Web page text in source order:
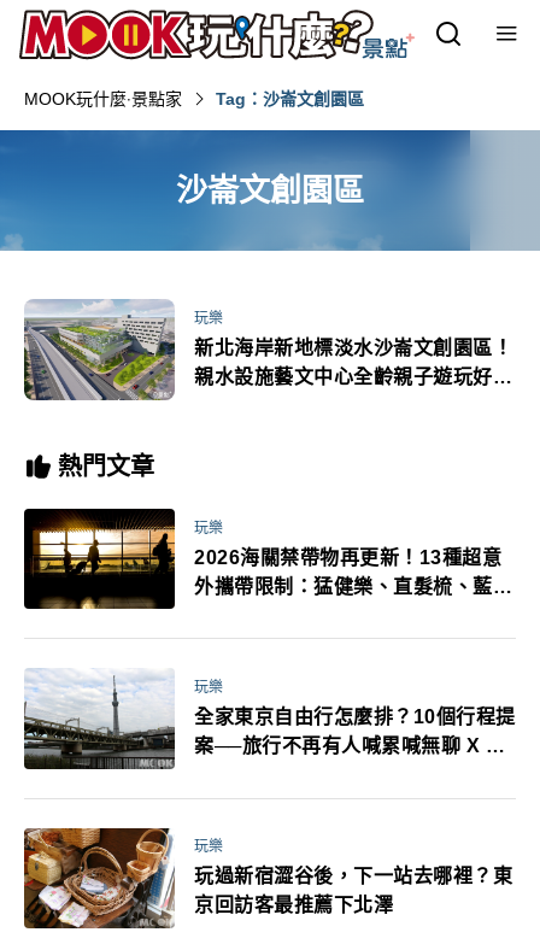
MOOK玩什麼‧景點家 Tag：沙崙文創園區
沙崙文創園區
玩樂
新北海岸新地標淡水沙崙文創園區！
親水設施藝文中心全齡親子遊玩好去
熱門文章
玩樂
2026海關禁帶物再更新！13種超意
外攜帶限制：猛健樂、直髮梳、藍牙
萬！注意事項一次看！
玩樂
全家東京自由行怎麼排？10個行程提
案──旅行不再有人喊累喊無聊 X 爸
玩樂
玩過新宿澀谷後，下一站去哪裡？東
京回訪客最推薦下北澤